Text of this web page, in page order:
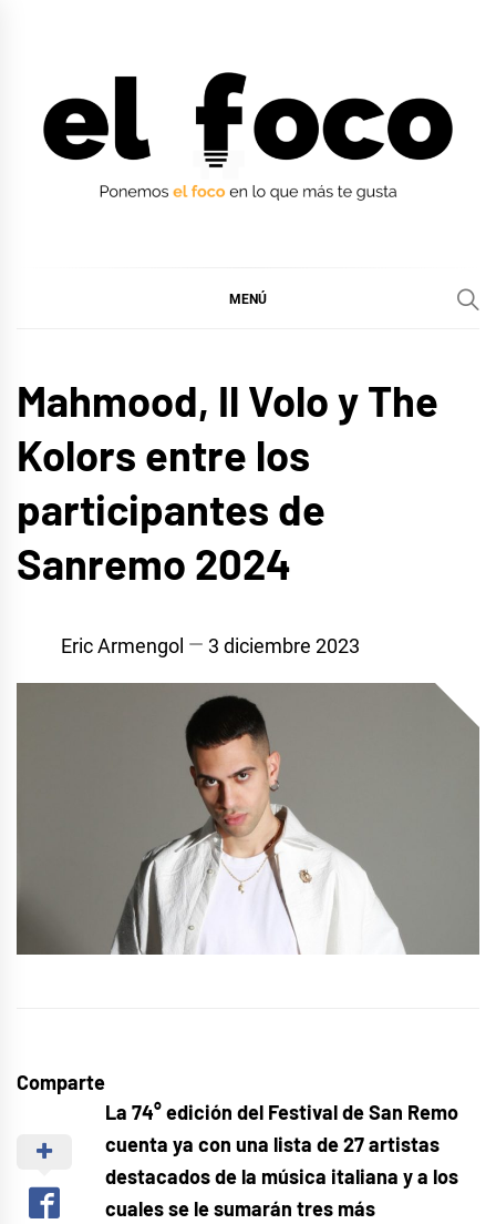
MENÚ
Mahmood, Il Volo y The
Kolors entre los
participantes de
Sanremo 2024
Eric Armengol 3 diciembre 2023
Comparte
La 74° edición del Festival de San Remo
cuenta ya con una lista de 27 artistas
destacados de la música italiana y a los
cuales se le sumarán tres más